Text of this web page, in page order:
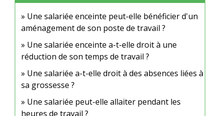
Une salariée enceinte peut-elle bénéficier d'un
aménagement de son poste de travail ?
Une salariée enceinte a-t-elle droit à une
réduction de son temps de travail ?
Une salariée a-t-elle droit à des absences liées à
sa grossesse ?
Une salariée peut-elle allaiter pendant les
heures de travail ?